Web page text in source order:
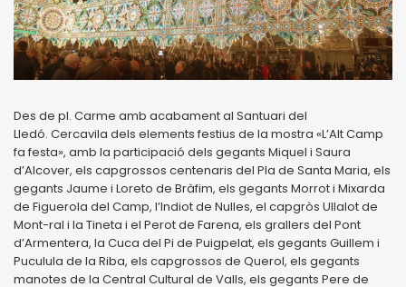
Des de pl. Carme amb acabament al Santuari del
Lledó. Cercavila dels elements festius de la mostra «L’Alt Camp
fa festa», amb la participació dels gegants Miquel i Saura
d’Alcover, els capgrossos centenaris del Pla de Santa Maria, els
gegants Jaume i Loreto de Bràfim, els gegants Morrot i Mixarda
de Figuerola del Camp, l’Indiot de Nulles, el capgròs Ullalot de
Mont-ral i la Tineta i el Perot de Farena, els grallers del Pont
d’Armentera, la Cuca del Pi de Puigpelat, els gegants Guillem i
Puculula de la Riba, els capgrossos de Querol, els gegants
manotes de la Central Cultural de Valls, els gegants Pere de